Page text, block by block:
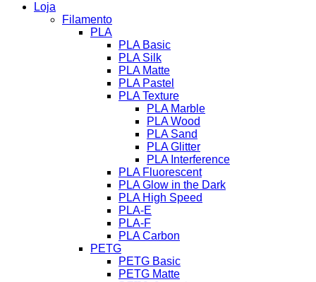
Loja
Filamento
PLA
PLA Basic
PLA Silk
PLA Matte
PLA Pastel
PLA Texture
PLA Marble
PLA Wood
PLA Sand
PLA Glitter
PLA Interference
PLA Fluorescent
PLA Glow in the Dark
PLA High Speed
PLA-E
PLA-F
PLA Carbon
PETG
PETG Basic
PETG Matte